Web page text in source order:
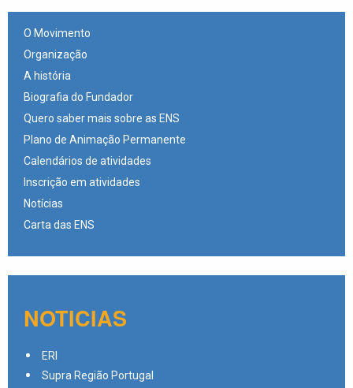
O Movimento
Organização
A história
Biografia do Fundador
Quero saber mais sobre as ENS
Plano de Animação Permanente
Calendários de atividades
Inscrição em atividades
Notícias
Carta das ENS
NOTICIAS
ERI
Supra Região Portugal